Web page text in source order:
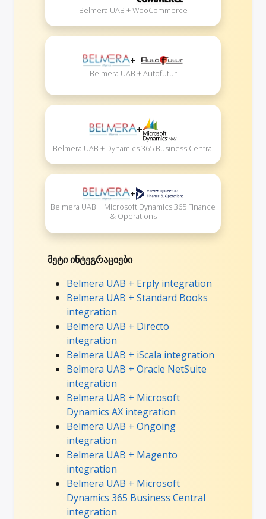
Belmera UAB + WooCommerce
+
Belmera UAB + Autofutur
+
Belmera UAB + Dynamics 365 Business Central
+
Belmera UAB + Microsoft Dynamics 365 Finance
& Operations
მეტი ინტეგრაციები
Belmera UAB + Erply integration
Belmera UAB + Standard Books
integration
Belmera UAB + Directo
integration
Belmera UAB + iScala integration
Belmera UAB + Oracle NetSuite
integration
Belmera UAB + Microsoft
Dynamics AX integration
Belmera UAB + Ongoing
integration
Belmera UAB + Magento
integration
Belmera UAB + Microsoft
Dynamics 365 Business Central
integration